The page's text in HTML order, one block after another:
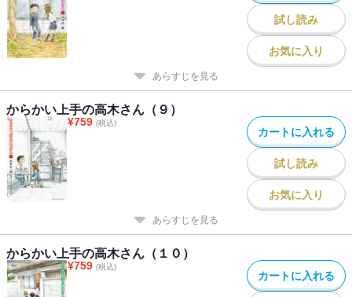
試し読み
お気に入り
あらすじを見る
からかい上手の高木さん（９）
¥759 (税込)
カートに入れる
試し読み
お気に入り
あらすじを見る
からかい上手の高木さん（１０）
¥759 (税込)
カートに入れる